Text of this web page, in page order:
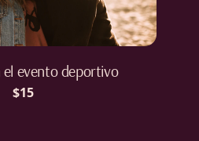
el evento deportivo
$15